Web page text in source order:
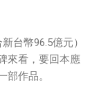
台幣96.5億元）
來看，要回本應
作品。